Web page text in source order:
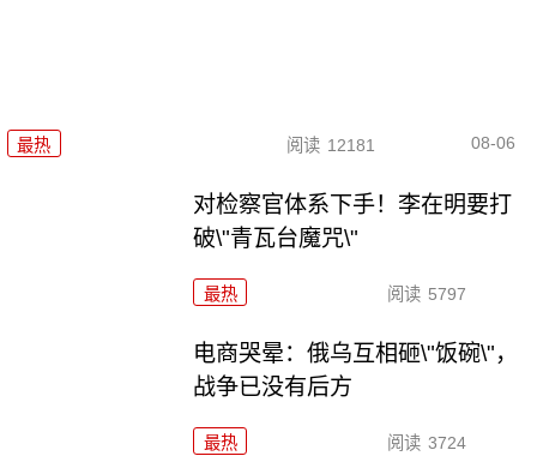
最热 阅读 12181 08-06
对检察官体系下手！李在明要打
破\"青瓦台魔咒\"
最热 阅读 5797
电商哭晕：俄乌互相砸\"饭碗\"，
战争已没有后方
最热 阅读 3724